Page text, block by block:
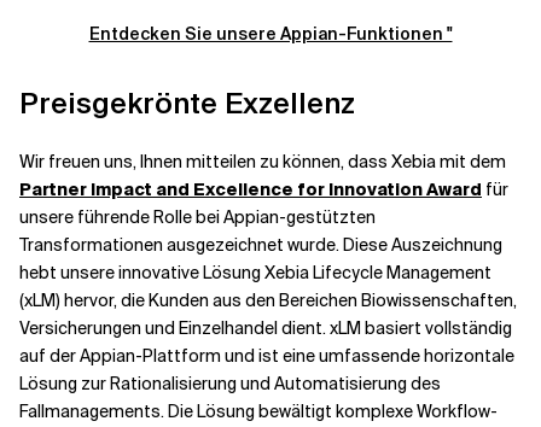
Entdecken Sie unsere Appian-Funktionen "
Preisgekrönte Exzellenz
Wir freuen uns, Ihnen mitteilen zu können, dass Xebia mit dem
Partner Impact and Excellence for Innovation Award für
unsere führende Rolle bei Appian-gestützten
Transformationen ausgezeichnet wurde. Diese Auszeichnung
hebt unsere innovative Lösung Xebia Lifecycle Management
(xLM) hervor, die Kunden aus den Bereichen Biowissenschaften,
Versicherungen und Einzelhandel dient. xLM basiert vollständig
auf der Appian-Plattform und ist eine umfassende horizontale
Lösung zur Rationalisierung und Automatisierung des
Fallmanagements. Die Lösung bewältigt komplexe Workflow-